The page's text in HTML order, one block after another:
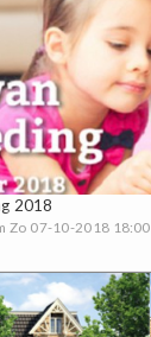
2018
Zo 07-10-2018 18:00